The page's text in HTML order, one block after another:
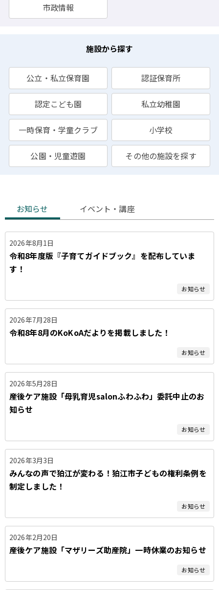
市政情報
施設から探す
公立・私立保育園 認証保育所
認定こども園 私立幼稚園
一時保育・学童クラブ 小学校
公園・児童遊園 その他の施設を探す
知
ら
せ
タ
ブ
お知らせ イベント・講座
2026年8月1日
令和8年度版『子育てガイドブック』を配布していま
す！
お知らせ
2026年7月28日
令和8年8月のKoKoAだよりを掲載しました！
お知らせ
2026年5月28日
産後ケア施設「母乳育児salonふわふわ」委託中止のお
知らせ
お知らせ
2026年3月3日
みんなの声で狛江が変わる！狛江市子どもの権利条例を
制定しました！
お知らせ
2026年2月20日
産後ケア施設「マザリーズ助産院」一時休業のお知らせ
お知らせ